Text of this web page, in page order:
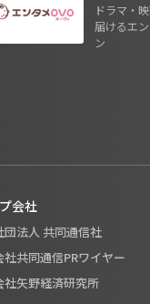
ドラマ・
届けるエ
ン
会社
団法人 共同通信社
社共同通信PRワイヤー
社矢野経済研究所